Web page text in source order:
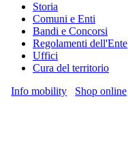
Storia
Comuni e Enti
Bandi e Concorsi
Regolamenti dell'Ente
Uffici
Cura del territorio
Info mobility
Shop online